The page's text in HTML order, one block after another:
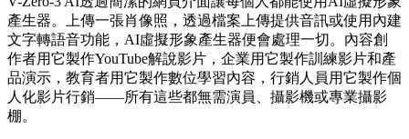
產生器。上傳一張肖像照，透過檔案上傳提供音訊或使用內建
文字轉語音功能，AI虛擬形象產生器便會處理一切。內容創
作者用它製作YouTube解說影片，企業用它製作訓練影片和產
品演示，教育者用它製作數位學習內容，行銷人員用它製作個
人化影片行銷——所有這些都無需演員、攝影機或專業攝影
棚。